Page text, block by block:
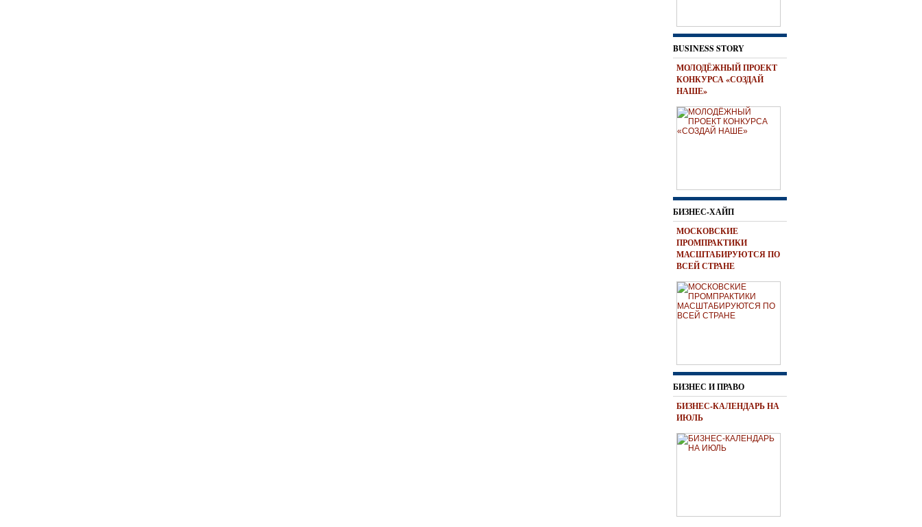
BUSINESS STORY
МОЛОДЁЖНЫЙ ПРОЕКТ
КОНКУРСА «СОЗДАЙ
НАШЕ»
БИЗНЕС-ХАЙП
МОСКОВСКИЕ
ПРОМПРАКТИКИ
МАСШТАБИРУЮТСЯ ПО
ВСЕЙ СТРАНЕ
БИЗНЕС И ПРАВО
БИЗНЕС-КАЛЕНДАРЬ НА
ИЮЛЬ